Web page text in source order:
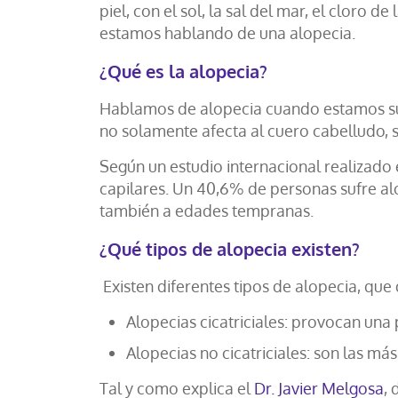
piel, con el sol, la sal del mar, el cloro de
estamos hablando de una alopecia.
¿Qué es la alopecia?
Hablamos de alopecia cuando estamos
no solamente afecta al cuero cabelludo,
Según un estudio internacional realizado
capilares. Un 40,6% de personas sufre
también a edades tempranas.
¿Qué tipos de alopecia existen?
Existen diferentes tipos de alopecia,
Alopecias cicatriciales: provocan
Alopecias no cicatriciales: son las
Tal y como explica el Dr. Javier Melgosa,